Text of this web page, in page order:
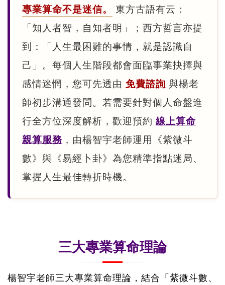
專業算命不是迷信。
東方古語有云：
「知人者智，自知者明」；西方哲言亦提
到：「人生最困難的事情，就是認識自
己」。每個人生階段都會面臨事業抉擇與
感情迷惘，您可先透由 免費諮詢 與楊老
師初步溝通發問。若需要針對個人命盤進
行全方位深度解析，歡迎預約 線上算命
親算服務 ，由楊智宇老師運用《紫微斗
數》與《易經卜卦》為您精準指點迷局、
掌握人生最佳轉折時機。
三大專業算命理論
楊智宇老師三大專業算命理論，結合「紫微斗數、